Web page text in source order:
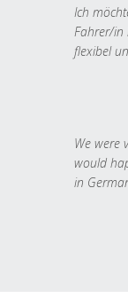
Ich
Fahrer/in
flexibel
We were
would
in